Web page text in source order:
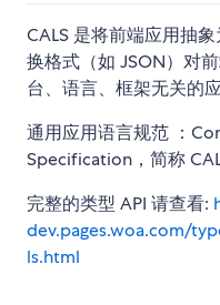
CALS 是将前端应用抽
换格式（如 JSON）对
台、语言、框架无关的应
通用应用语言规范 ：
Specification，简称
完整的类型 API 请查看:
dev.pages.woa.com/
ls.html